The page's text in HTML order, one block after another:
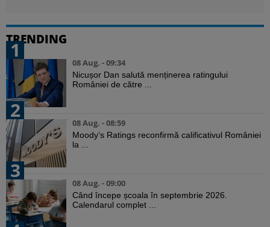
TRENDING
1
08 Aug. - 09:34
Nicușor Dan salută menținerea ratingului
României de către ...
2
08 Aug. - 08:59
Moody’s Ratings reconfirmă calificativul României
la ...
3
08 Aug. - 09:00
Când începe școala în septembrie 2026.
Calendarul complet ...